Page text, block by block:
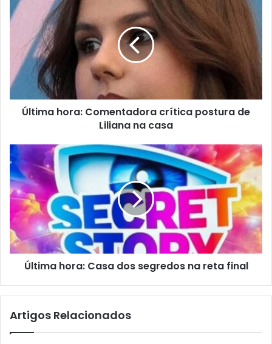
Última hora: Comentadora crítica postura de
Liliana na casa
Última hora: Casa dos segredos na reta final
Artigos Relacionados